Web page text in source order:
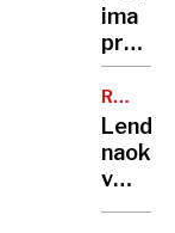
res
dober
ima
vedeti,
od
kod
je
med:
RUMENE
NOVICE
naokoli
v
pižami,